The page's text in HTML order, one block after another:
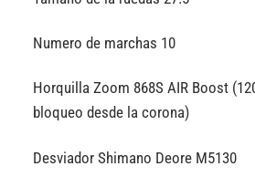
Numero de marchas 10
Horquilla Zoom 868S AIR Boost
bloqueo desde la corona)
Desviador Shimano Deore M5130